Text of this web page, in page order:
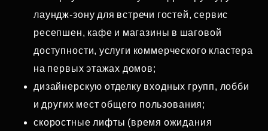
лаундж‑зону для встречи гостей, сервис
ресепшен, кафе и магазины в шаговой
доступности, услуги коммерческого кластера
на первых этажах домов;
дизайнерскую отделку входных групп, лобби
и других мест общего пользования;
скоростные лифты (время ожидания